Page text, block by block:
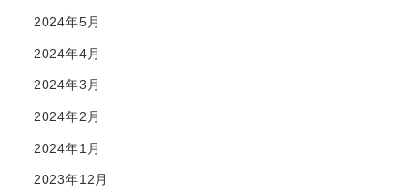
2024年5月
2024年4月
2024年3月
2024年2月
2024年1月
2023年12月